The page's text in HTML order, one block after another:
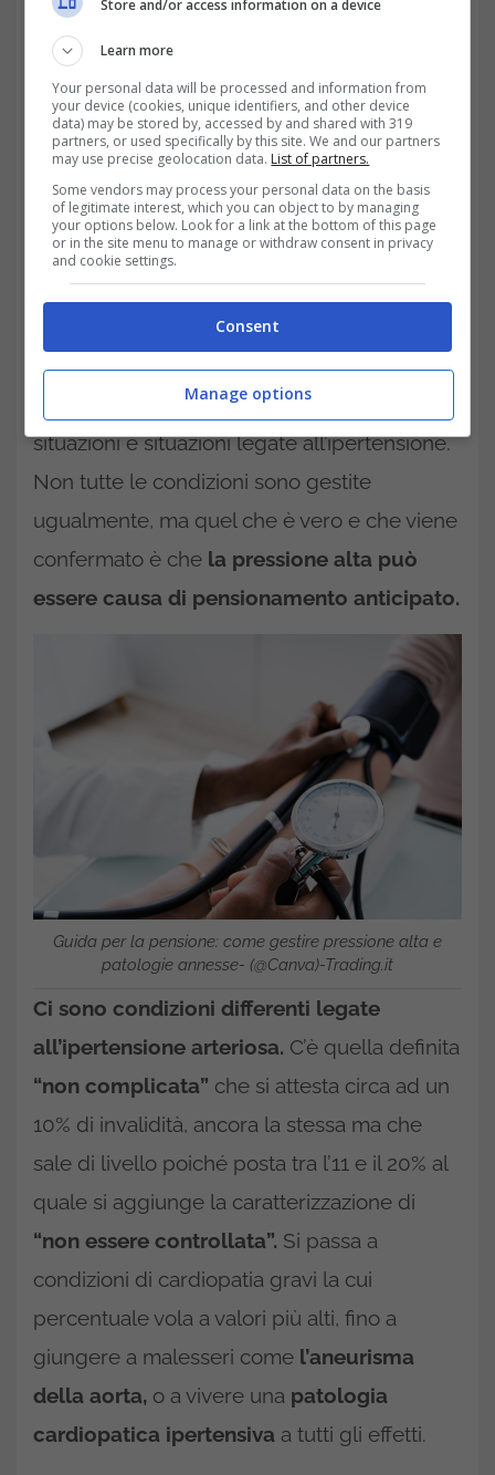
Come capire se si soffre di pressione alta?
Non basta sentirsi un po’ agitati, ma
misurando con losfigmomanometrola
massima dovrebbe essere circa al valore di
200 mmHg, o la minima a 120 mmHg con
palpitazioni ravvicinate. Se poi si suda
freddo, ci si sente i uno stato confusionale, e
la vista si sfoca, ebbene si è ben oltre un
attacco di panico, o meglio forse questo
insorge pure quando non si capisce cosa sta
accadendo al proprio corpo. Ci sono
situazioni e situazioni legate all’ipertensione.
Non tutte le condizioni sono gestite
ugualmente, ma quel che è vero e che viene
confermato è che la pressione alta può
essere causa di pensionamento anticipato.
Guida per la pensione: come gestire pressione alta e
patologie annesse- (@Canva)-Trading.it
Ci sono condizioni differenti legate
all’ipertensione arteriosa. C’è quella definita
“non complicata” che si attesta circa ad un
10% di invalidità, ancora la stessa ma che
sale di livello poiché posta tra l’11 e il 20% al
quale si aggiunge la caratterizzazione di
“non essere controllata”. Si passa a
condizioni di cardiopatia gravi la cui
percentuale vola a valori più alti, fino a
giungere a malesseri come l’aneurisma
della aorta, o a vivere una patologia
cardiopatica ipertensiva a tutti gli effetti.
Store and/or access information on a device
Learn more
Your personal data will be processed and information from
your device (cookies, unique identifiers, and other device
data) may be stored by, accessed by and shared with 319
partners, or used specifically by this site. We and our partners
may use precise geolocation data. List of partners.
Some vendors may process your personal data on the basis
of legitimate interest, which you can object to by managing
your options below. Look for a link at the bottom of this page
or in the site menu to manage or withdraw consent in privacy
and cookie settings.
Consent
Manage options